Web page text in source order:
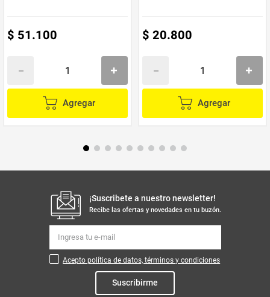
$ 51.100
Agregar
$ 20.800
Agregar
¡Suscribete a nuestro newsletter!
Recibe las ofertas y novedades en tu buzón.
Acepto política de datos, términos y condiciones
Suscribirme